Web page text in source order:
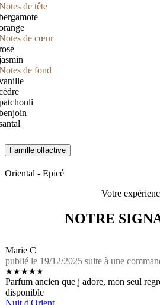
de tête
de cœur
de fond
Famille olfactive
Oriental - Epicé
Votre
NOTRE
Marie C
publié le 19/12/2025 suite à une
★★★★★
Parfum ancien que j adore, mon seul
disponible